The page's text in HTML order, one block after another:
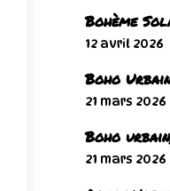
Bohème
12 avril 2026
Boho
21 mars 2026
Boho
21 mars 2026